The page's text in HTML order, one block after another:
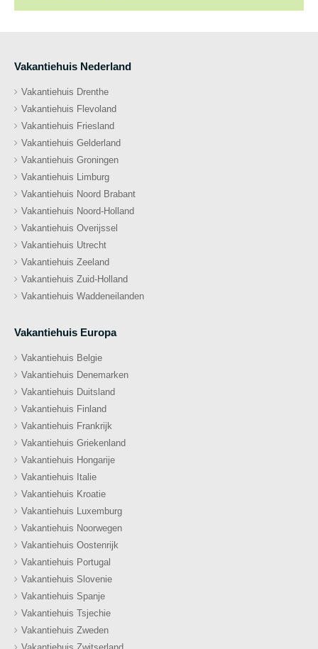
Vakantiehuis Nederland
Vakantiehuis Drenthe
Vakantiehuis Flevoland
Vakantiehuis Friesland
Vakantiehuis Gelderland
Vakantiehuis Groningen
Vakantiehuis Limburg
Vakantiehuis Noord Brabant
Vakantiehuis Noord-Holland
Vakantiehuis Overijssel
Vakantiehuis Utrecht
Vakantiehuis Zeeland
Vakantiehuis Zuid-Holland
Vakantiehuis Waddeneilanden
Vakantiehuis Europa
Vakantiehuis Belgie
Vakantiehuis Denemarken
Vakantiehuis Duitsland
Vakantiehuis Finland
Vakantiehuis Frankrijk
Vakantiehuis Griekenland
Vakantiehuis Hongarije
Vakantiehuis Italie
Vakantiehuis Kroatie
Vakantiehuis Luxemburg
Vakantiehuis Noorwegen
Vakantiehuis Oostenrijk
Vakantiehuis Portugal
Vakantiehuis Slovenie
Vakantiehuis Spanje
Vakantiehuis Tsjechie
Vakantiehuis Zweden